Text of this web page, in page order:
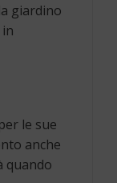
giardino
le sue
anche
quando